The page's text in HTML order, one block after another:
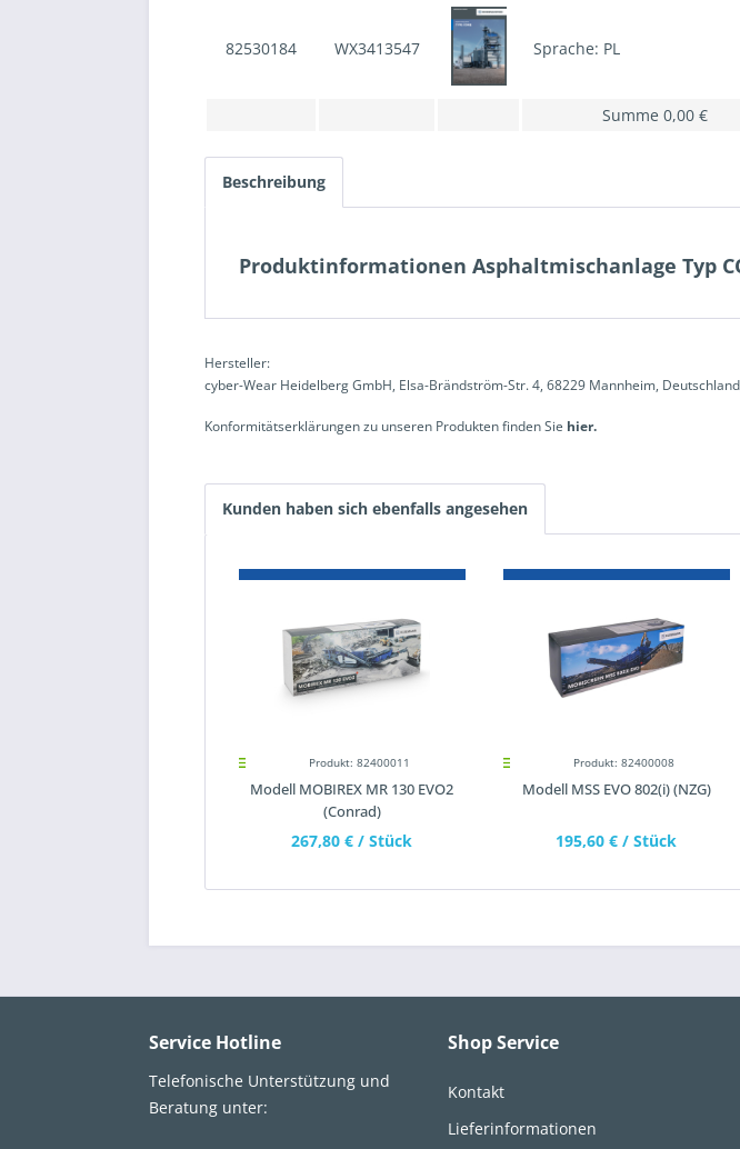
82530184 WX3413547 Sprache: PL
Summe0,00 €
Beschreibung
Produktinformationen Asphaltmischanlage Typ
Hersteller:
cyber-Wear Heidelberg GmbH, Elsa-Brändström-Str. 4, 68229 Mannheim,
Konformitätserklärungen zu unseren Produkten finden Sie hier.
Kunden haben sich ebenfalls angesehen
Produkt: 82400011
Modell MOBIREX MR 130 EVO2
(Conrad)
267,80 € / Stück
Produkt: 82400008
Modell MSS EVO 802(i) (NZG)
195,60 € / Stück
Service Hotline
Telefonische Unterstützung und
Beratung unter:
Shop Service
Kontakt
Lieferinformationen